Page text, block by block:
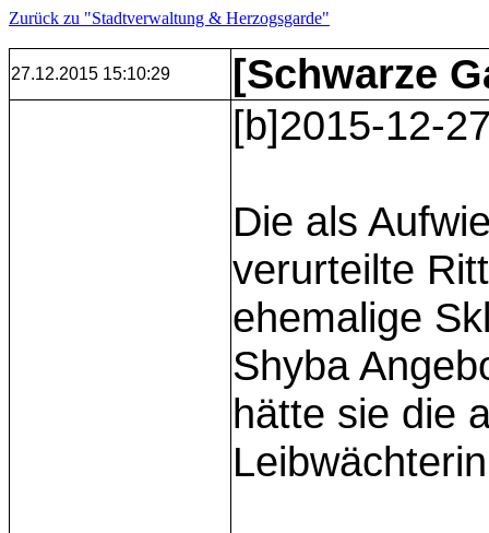
Zurück zu "Stadtverwaltung & Herzogsgarde"
27.12.2015 15:10:29 [Schwarze
[b]2015-12-
Die als
verurteilte
ehemalige
Shyba
hätte sie die